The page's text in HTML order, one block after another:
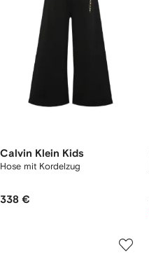
Calvin Klein Kids
Hose mit Kordelzug
338 €